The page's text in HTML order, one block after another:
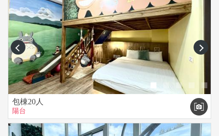
prev next
包棟20人
陽台